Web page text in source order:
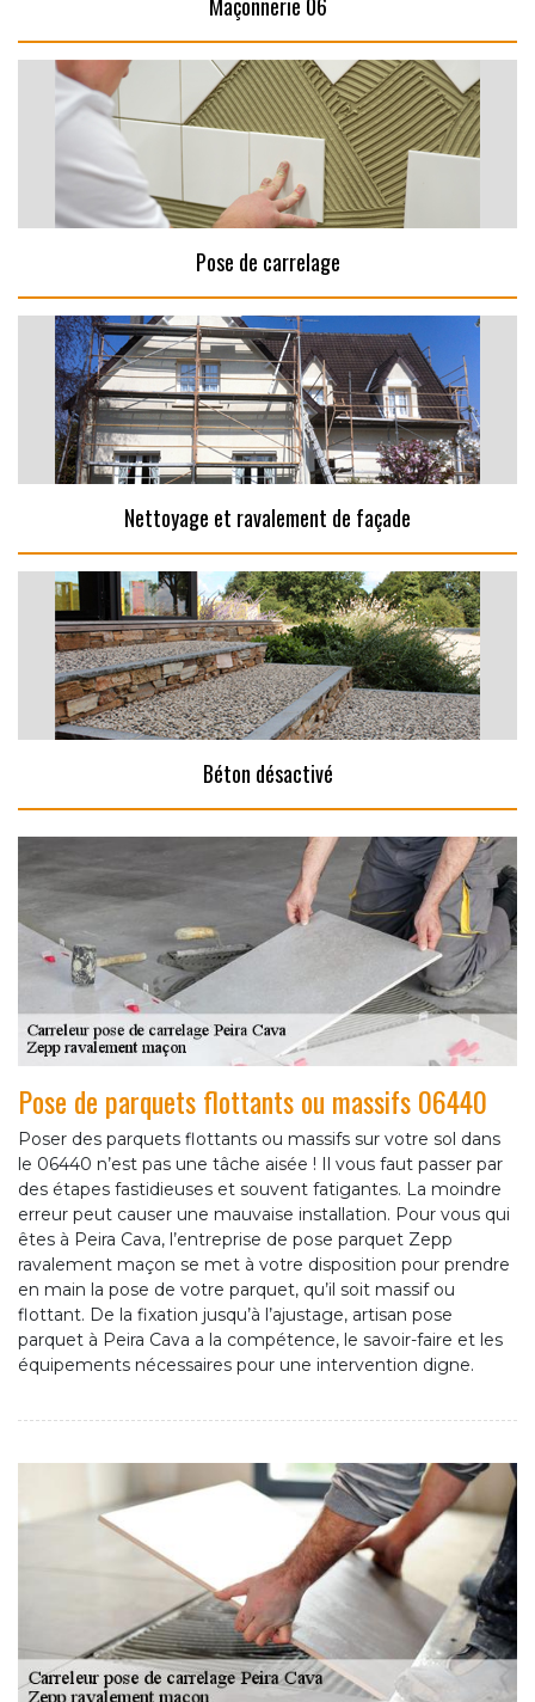
Pose de carrelage
Nettoyage et ravalement de façade
Béton désactivé
Pose de parquets flottants ou massifs 06440
Poser des parquets flottants ou massifs sur votre sol dans
le 06440 n’est pas une tâche aisée ! Il vous faut passer par
des étapes fastidieuses et souvent fatigantes. La moindre
erreur peut causer une mauvaise installation. Pour vous qui
êtes à Peira Cava, l’entreprise de pose parquet Zepp
ravalement maçon se met à votre disposition pour prendre
en main la pose de votre parquet, qu’il soit massif ou
flottant. De la fixation jusqu’à l’ajustage, artisan pose
parquet à Peira Cava a la compétence, le savoir-faire et les
équipements nécessaires pour une intervention digne.